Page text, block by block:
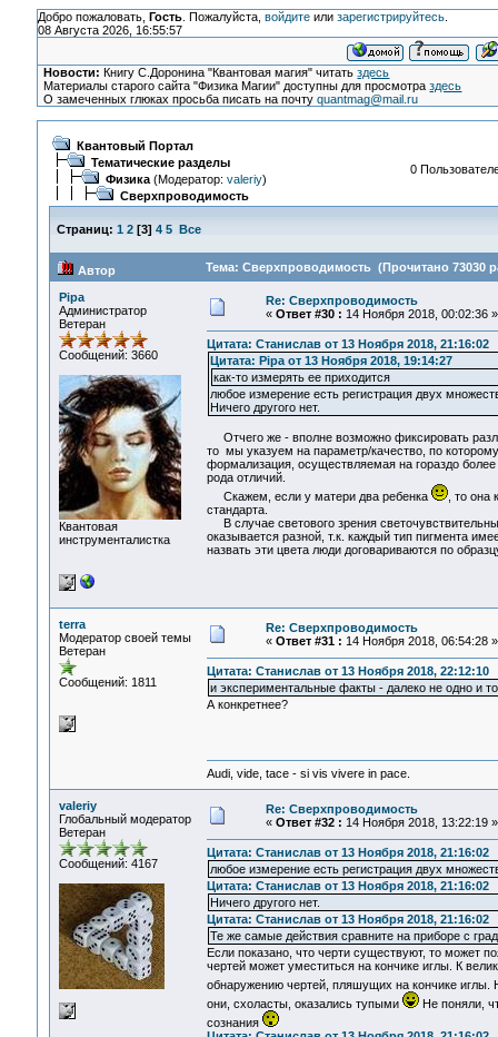
Добро пожаловать, Гость. Пожалуйста, войдитеили зарегистрируйтесь.
08 Августа 2026, 16:55:57
Новости: Книгу С.Доронина "Квантовая магия" читатьздесь
Материалы старого сайта "Физика Магии" доступны для просмотраздесь
О замеченных глюках просьба писать на почтуquantmag@mail.ru
Квантовый Портал
Тематические разделы
Физика(Модератор: valeriy)
Сверхпроводимость
0
Страниц: 1 2[3] 4 5 Все
Автор Тема: Сверхпроводимость (Прочитано 73030
Pipa
Администратор
Ветеран
Сообщений: 3660
Квантовая
инструменталистка
Re: Сверхпроводимость
« Ответ #30 : 14 Ноября 2018, 00:02:36 »
Цитата: Станислав от 13 Ноября 2018, 21:16:02
Цитата: Pipa от 13 Ноября 2018, 19:14:27
как-то измерять ее приходится
любое измерение есть регистрация двух
Ничего другого нет.
Отчего же - вполне возможно фиксировать
то мы указуем на параметр/качество, по
формализация, осуществляемая на гораздо более
рода отличий.
Скажем, если у матери два ребенка
, то она
стандарта.
В случае светового зрения
оказывается разной, т.к. каждый тип пигмента
назвать эти цвета люди договариваются по
terra
Модератор своей темы
Ветеран
Сообщений: 1811
Re: Сверхпроводимость
« Ответ #31 : 14 Ноября 2018, 06:54:28 »
Цитата: Станислав от 13 Ноября 2018, 22:12:10
и экспериментальные факты - далеко не одно и
А конкретнее?
Audi, vide, tace - si vis vivere in pace.
valeriy
Глобальный модератор
Ветеран
Сообщений: 4167
Re: Сверхпроводимость
« Ответ #32 : 14 Ноября 2018, 13:22:19 »
Цитата: Станислав от 13 Ноября 2018, 21:16:02
любое измерение есть регистрация двух
Цитата: Станислав от 13 Ноября 2018, 21:16:02
Ничего другого нет.
Цитата: Станислав от 13 Ноября 2018, 21:16:02
Те же самые действия сравните на приборе с
Если показано, что черти существуют, то может
чертей может уместиться на кончике иглы. К
обнаружению чертей, пляшущих на кончике иглы.
они, схоласты, оказались тупыми
Не поняли,
сознания